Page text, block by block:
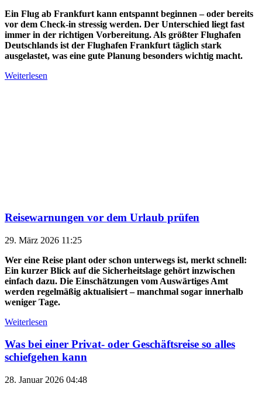
Ein Flug ab Frankfurt kann entspannt beginnen – oder bereits
vor dem Check-in stressig werden. Der Unterschied liegt fast
immer in der richtigen Vorbereitung. Als größter Flughafen
Deutschlands ist der Flughafen Frankfurt täglich stark
ausgelastet, was eine gute Planung besonders wichtig macht.
Weiterlesen
Reisewarnungen vor dem Urlaub prüfen
29. März 2026 11:25
Wer eine Reise plant oder schon unterwegs ist, merkt schnell:
Ein kurzer Blick auf die Sicherheitslage gehört inzwischen
einfach dazu. Die Einschätzungen vom Auswärtiges Amt
werden regelmäßig aktualisiert – manchmal sogar innerhalb
weniger Tage.
Weiterlesen
Was bei einer Privat- oder Geschäftsreise so alles
schiefgehen kann
28. Januar 2026 04:48